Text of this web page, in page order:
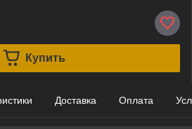
Купить
Доставка Оплата